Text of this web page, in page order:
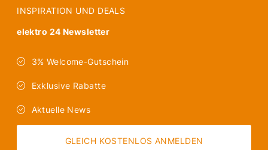
INSPIRATION UND DEALS
elektro 24 Newsletter
3% Welcome-Gutschein
Exklusive Rabatte
Aktuelle News
GLEICH KOSTENLOS ANMELDEN